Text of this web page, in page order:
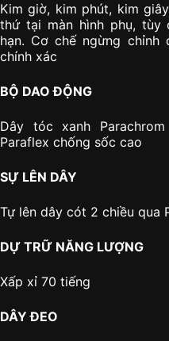
Kim giờ, kim phút, kim
thứ tại màn hình phụ, tùy
hạn. Cơ chế ngừng chỉnh
chính xác
BỘ DAO ĐỘNG
Dây tóc xanh
Paraflex chống sốc cao
SỰ LÊN DÂY
Tự lên dây cót 2 chiều qua
DỰ TRỮ NĂNG LƯỢNG
Xấp xỉ 70 tiếng
DÂY ĐEO